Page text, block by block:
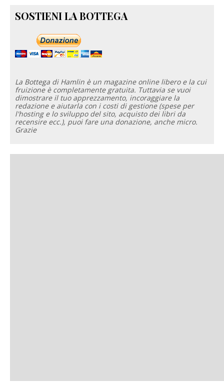
SOSTIENI LA BOTTEGA
La Bottega di Hamlin è un magazine online libero e la cui
fruizione è completamente gratuita. Tuttavia se vuoi
dimostrare il tuo apprezzamento, incoraggiare la
redazione e aiutarla con i costi di gestione (spese per
l'hosting e lo sviluppo del sito, acquisto dei libri da
recensire ecc.), puoi fare una donazione, anche micro.
Grazie